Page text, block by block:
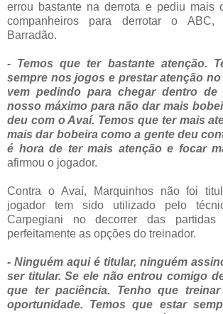
errou bastante na derrota e pediu mais
companheiros para derrotar o
Barradão.
- Temos que ter bastante atenção.
sempre nos jogos e prestar atenção
vem pedindo para chegar dentro
nosso máximo para não dar mais
deu com o Avaí. Temos que ter mais
mais dar bobeira como a gente deu
é hora de ter mais atenção e focar
afirmou o jogador.
Contra o Avaí, Marquinhos não foi
jogador tem sido utilizado pelo
Carpegiani no decorrer das
perfeitamente as opções do treinador.
- Ninguém aqui é titular, ninguém
ser titular. Se ele não entrou comigo
que ter paciência. Tenho que
oportunidade. Temos que estar